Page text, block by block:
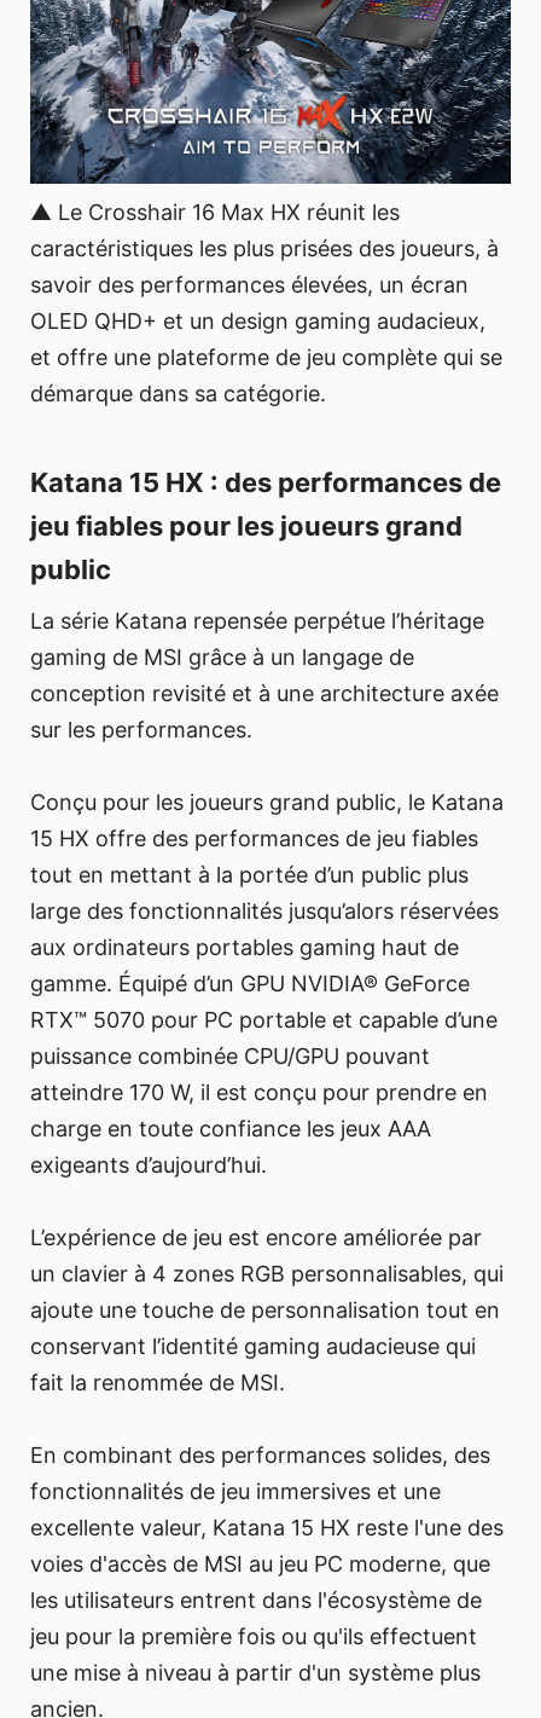
▲ Le Crosshair 16 Max HX réunit les
caractéristiques les plus prisées des joueurs, à
savoir des performances élevées, un écran
OLED QHD+ et un design gaming audacieux,
et offre une plateforme de jeu complète qui se
démarque dans sa catégorie.
Katana 15 HX : des performances de
jeu fiables pour les joueurs grand
public
La série Katana repensée perpétue l’héritage
gaming de MSI grâce à un langage de
conception revisité et à une architecture axée
sur les performances.
Conçu pour les joueurs grand public, le Katana
15 HX offre des performances de jeu fiables
tout en mettant à la portée d’un public plus
large des fonctionnalités jusqu’alors réservées
aux ordinateurs portables gaming haut de
gamme. Équipé d’un GPU NVIDIA® GeForce
RTX™ 5070 pour PC portable et capable d’une
puissance combinée CPU/GPU pouvant
atteindre 170 W, il est conçu pour prendre en
charge en toute confiance les jeux AAA
exigeants d’aujourd’hui.
L’expérience de jeu est encore améliorée par
un clavier à 4 zones RGB personnalisables, qui
ajoute une touche de personnalisation tout en
conservant l’identité gaming audacieuse qui
fait la renommée de MSI.
En combinant des performances solides, des
fonctionnalités de jeu immersives et une
excellente valeur, Katana 15 HX reste l'une des
voies d'accès de MSI au jeu PC moderne, que
les utilisateurs entrent dans l'écosystème de
jeu pour la première fois ou qu'ils effectuent
une mise à niveau à partir d'un système plus
ancien.